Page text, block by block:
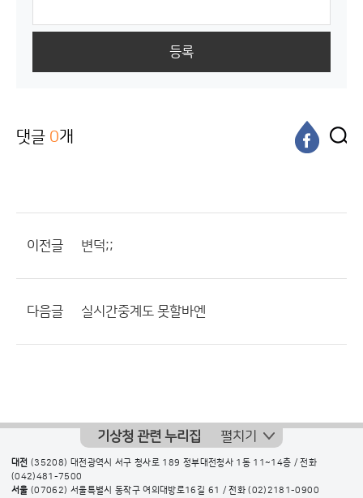
등록
댓글 0개
이전글 변덕;;
다음글 실시간중계도 못할바엔
기상청 관련 누리집 펼치기
대전 (35208) 대전광역시 서구 청사로 189 정부대전청사 1동 11~14층 / 전화
(042)481-7500
서울 (07062) 서울특별시 동작구 여의대방로16길 61 / 전화(02)2181-0900